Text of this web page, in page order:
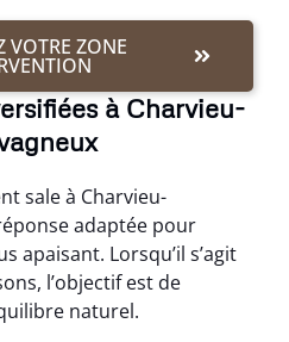
VOTRE ZONE
à Charvieu-
sale à Charvieu-
adaptée pour
apaisant. Lorsqu’il s’agit
l’objectif est de
naturel.